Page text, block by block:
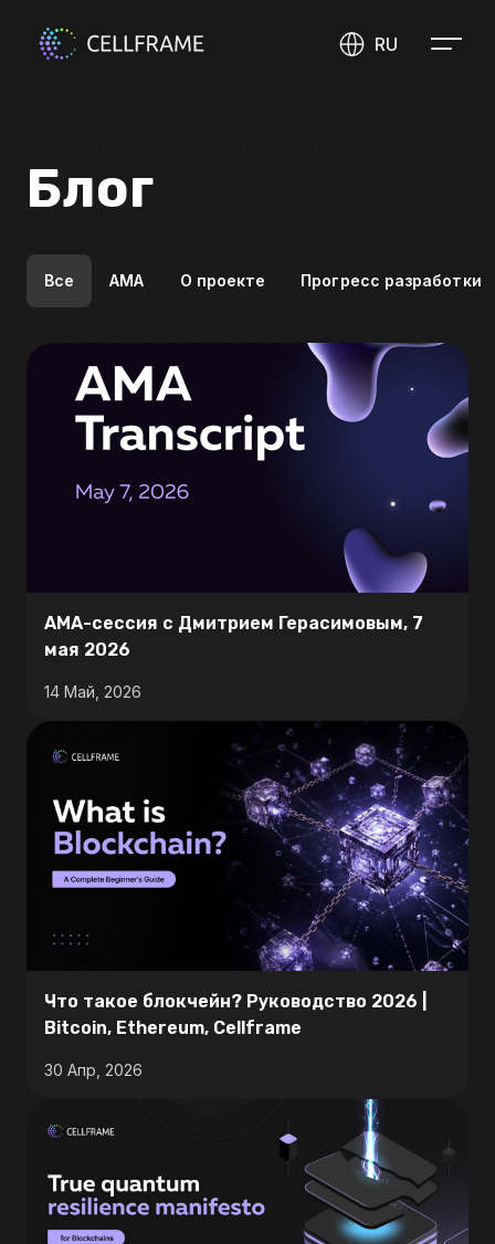
RU
Блог
Все AMA О проекте Прогресс разработки
АМА-сессия с Дмитрием Герасимовым, 7
мая 2026
14 Май, 2026
Что такое блокчейн? Руководство 2026 |
Bitcoin, Ethereum, Cellframe
30 Апр, 2026